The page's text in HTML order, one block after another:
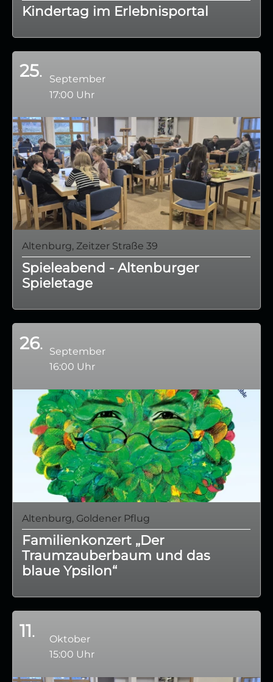
Kindertag im Erlebnisportal
25
September
17:00 Uhr
Altenburg, Zeitzer Straße 39
Spieleabend - Altenburger
Spieletage
26
September
16:00 Uhr
Altenburg, Goldener Pflug
Familienkonzert „Der
Traumzauberbaum und das
blaue Ypsilon“
11
Oktober
15:00 Uhr